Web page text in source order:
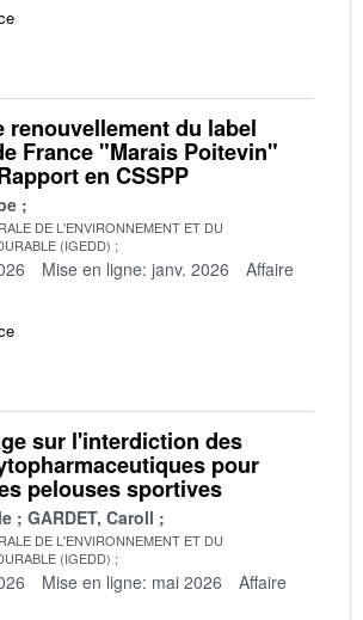
renouvellement du label
France "Marais Poitevin"
en CSSPP
DE L'ENVIRONNEMENT ET DU
(IGEDD)
Mise en ligne: janv. 2026
Affaire
sur l'interdiction des
pour
pelouses sportives
GARDET, Caroll
DE L'ENVIRONNEMENT ET DU
(IGEDD)
Mise en ligne: mai 2026
Affaire